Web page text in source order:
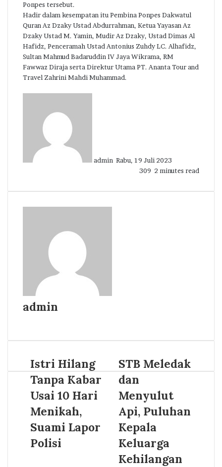
Ponpes tersebut.
Hadir dalam kesempatan itu Pembina Ponpes Dakwatul
Quran Az Dzaky Ustad Abdurrahman, Ketua Yayasan Az
Dzaky Ustad M. Yamin, Mudir Az Dzaky, Ustad Dimas Al
Hafidz, Penceramah Ustad Antonius Zuhdy LC. Alhafidz,
Sultan Mahmud Badaruddin IV Jaya Wikrama, RM
Fawwaz Diraja serta Direktur Utama PT. Ananta Tour and
Travel Zahrini Mahdi Muhammad.
admin Rabu, 19 Juli 2023
309 2 minutes read
admin
Istri Hilang
Tanpa Kabar
Usai 10 Hari
Menikah,
Suami Lapor
Polisi
STB Meledak
dan
Menyulut
Api, Puluhan
Kepala
Keluarga
Kehilangan